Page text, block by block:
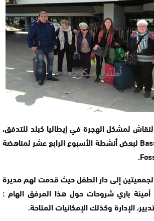
لمشكل الهجرة في إيطاليا كبلد للتدفق،
وتطرق الأستاذ Bassinini لبعض أنشطة الأسبوع الرابع عشر لمناهضة
إلى دار الطفل حيث قدمت لهم مديرة
أمينة باري شروحات حول هذا المرفق الهام :
الإدارة وكذلك الإمكانيات المتاحة.